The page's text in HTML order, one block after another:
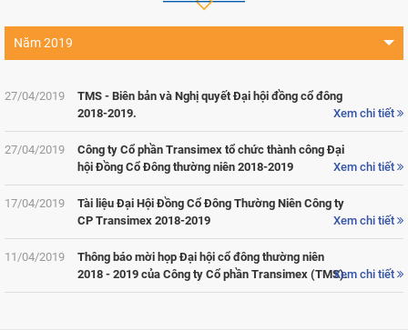
Năm 2022
Năm 2021
Năm 2019
27/04/2019
TMS - Biên bản và Nghị quyết Đại hội đồng cổ đông
2018-2019.
Xem chi tiết
27/04/2019
Công ty Cổ phần Transimex tổ chức thành công Đại
hội Đồng Cổ Đông thường niên 2018-2019
Xem chi tiết
17/04/2019
Tài liệu Đại Hội Đồng Cổ Đông Thường Niên Công ty
CP Transimex 2018-2019
Xem chi tiết
11/04/2019
Thông báo mời họp Đại hội cổ đông thường niên
2018 - 2019 của Công ty Cổ phần Transimex (TMS).Xem chi tiết